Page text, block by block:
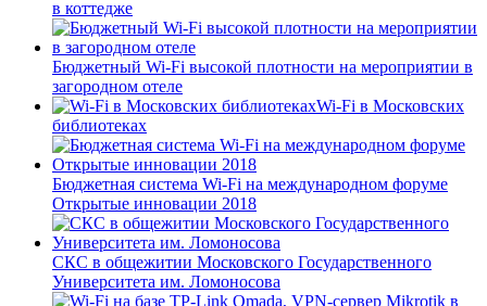
в коттедже
Бюджетный Wi-Fi высокой плотности на мероприятии в
загородном отеле
Wi-Fi в Московских
библиотеках
Бюджетная система Wi-Fi на международном форуме
Открытые инновации 2018
СКС в общежитии Московского Государственного
Университета им. Ломоносова